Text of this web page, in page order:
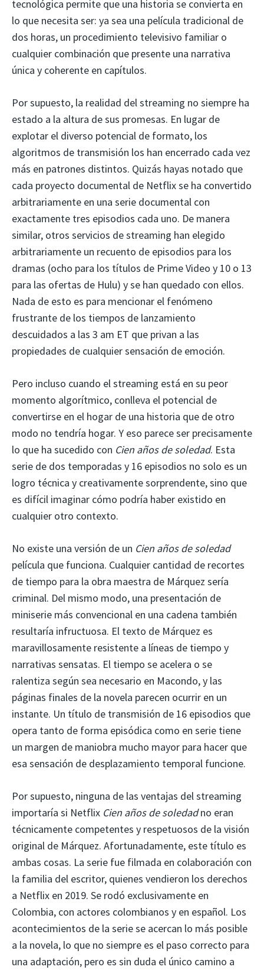
tecnológica permite que una historia se convierta en
lo que necesita ser: ya sea una película tradicional de
dos horas, un procedimiento televisivo familiar o
cualquier combinación que presente una narrativa
única y coherente en capítulos.
Por supuesto, la realidad del streaming no siempre ha
estado a la altura de sus promesas. En lugar de
explotar el diverso potencial de formato, los
algoritmos de transmisión los han encerrado cada vez
más en patrones distintos. Quizás hayas notado que
cada proyecto documental de Netflix se ha convertido
arbitrariamente en una serie documental con
exactamente tres episodios cada uno. De manera
similar, otros servicios de streaming han elegido
arbitrariamente un recuento de episodios para los
dramas (ocho para los títulos de Prime Video y 10 o 13
para las ofertas de Hulu) y se han quedado con ellos.
Nada de esto es para mencionar el fenómeno
frustrante de los tiempos de lanzamiento
descuidados a las 3 am ET que privan a las
propiedades de cualquier sensación de emoción.
Pero incluso cuando el streaming está en su peor
momento algorítmico, conlleva el potencial de
convertirse en el hogar de una historia que de otro
modo no tendría hogar. Y eso parece ser precisamente
lo que ha sucedido con Cien años de soledad. Esta
serie de dos temporadas y 16 episodios no solo es un
logro técnica y creativamente sorprendente, sino que
es difícil imaginar cómo podría haber existido en
cualquier otro contexto.
No existe una versión de un Cien años de soledad
película que funciona. Cualquier cantidad de recortes
de tiempo para la obra maestra de Márquez sería
criminal. Del mismo modo, una presentación de
miniserie más convencional en una cadena también
resultaría infructuosa. El texto de Márquez es
maravillosamente resistente a líneas de tiempo y
narrativas sensatas. El tiempo se acelera o se
ralentiza según sea necesario en Macondo, y las
páginas finales de la novela parecen ocurrir en un
instante. Un título de transmisión de 16 episodios que
opera tanto de forma episódica como en serie tiene
un margen de maniobra mucho mayor para hacer que
esa sensación de desplazamiento temporal funcione.
Por supuesto, ninguna de las ventajas del streaming
importaría si Netflix Cien años de soledadno eran
técnicamente competentes y respetuosos de la visión
original de Márquez. Afortunadamente, este título es
ambas cosas. La serie fue filmada en colaboración con
la familia del escritor, quienes vendieron los derechos
a Netflix en 2019. Se rodó exclusivamente en
Colombia, con actores colombianos y en español. Los
acontecimientos de la serie se acercan lo más posible
a la novela, lo que no siempre es el paso correcto para
una adaptación, pero es sin duda el único camino a